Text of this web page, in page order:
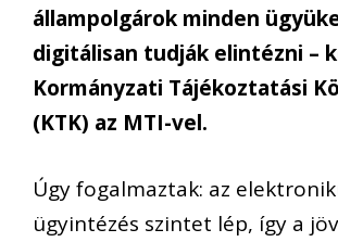
állampolgárok minden
digitálisan tudják elintézni –
Kormányzati Tájékoztatási
(KTK) az MTI-vel.
Úgy fogalmaztak: az
ügyintézés szintet lép, így a